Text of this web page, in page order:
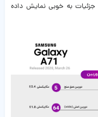
به خوبی نمایش داده